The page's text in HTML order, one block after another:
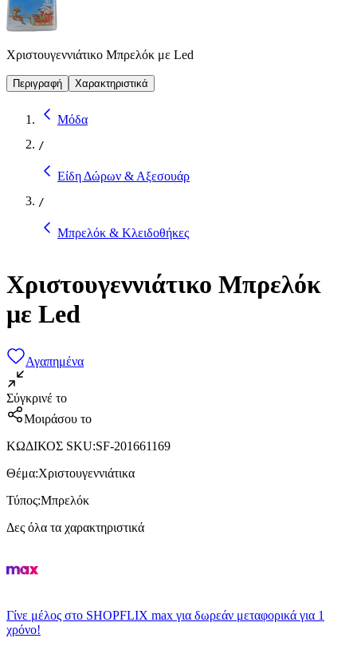
Χριστουγεννιάτικο Μπρελόκ με Led
Περιγραφή Χαρακτηριστικά
Μόδα
/
Είδη Δώρων & Αξεσουάρ
/
Μπρελόκ & Κλειδοθήκες
Χριστουγεννιάτικο Μπρελόκ
με Led
Αγαπημένα
Σύγκρινέ το
Μοιράσου το
ΚΩΔΙΚΟΣ SKU:SF-201661169
Θέμα:Χριστουγεννιάτικα
Τύπος:Μπρελόκ
Δες όλα τα χαρακτηριστικά
Γίνε μέλος στο SHOPFLIX max για δωρεάν μεταφορικά για 1
χρόνο!